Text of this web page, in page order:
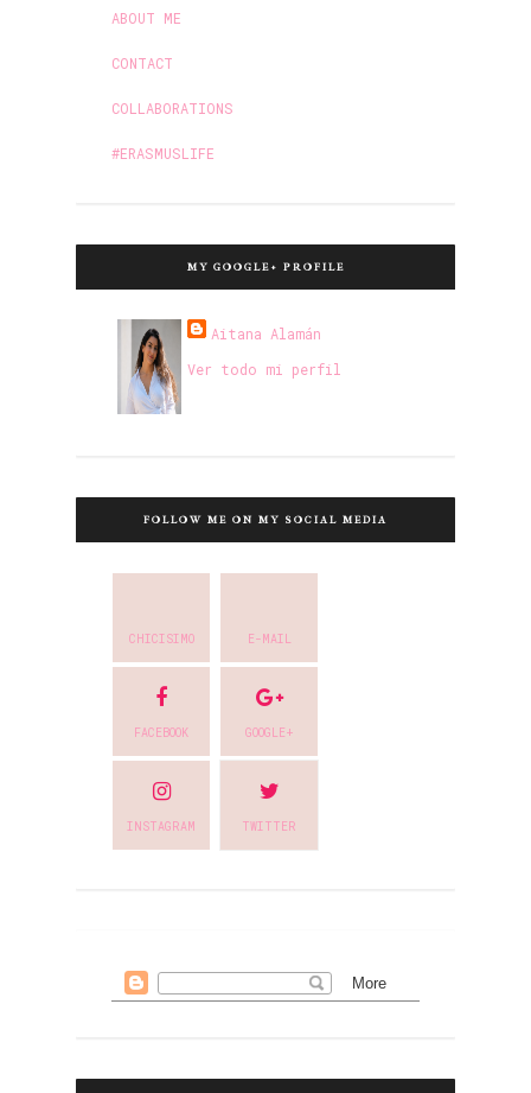
ABOUT ME
CONTACT
COLLABORATIONS
#ERASMUSLIFE
MY GOOGLE+ PROFILE
Aitana Alamán
Ver todo mi perfil
FOLLOW ME ON MY SOCIAL MEDIA
CHICISIMO E-MAIL
FACEBOOK GOOGLE+
INSTAGRAM TWITTER